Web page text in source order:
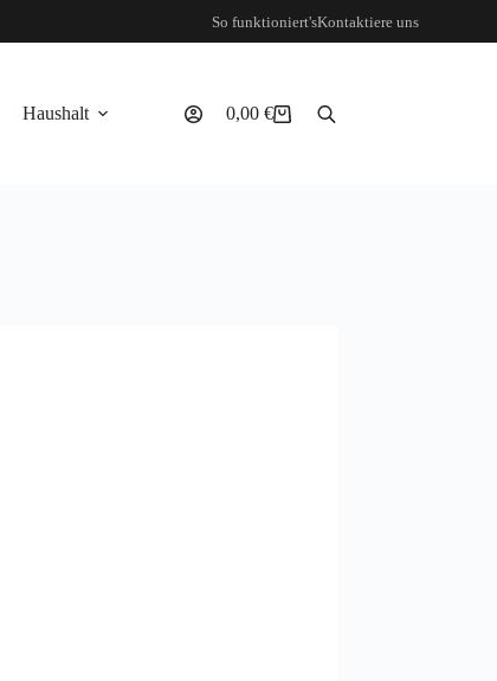
So funktioniert'sKontaktiere uns
Haushalt Warenkorb
0,00 €